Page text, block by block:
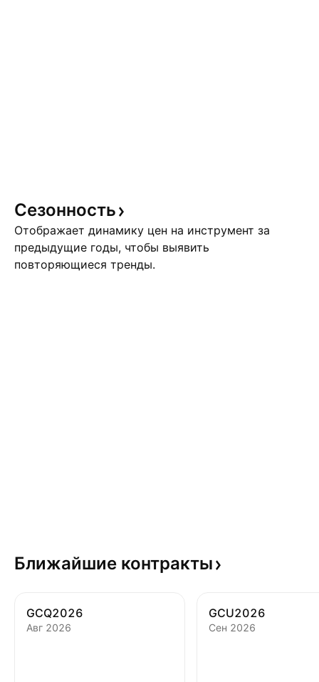
Сезонность
Отображает динамику цен на инструмент за
предыдущие годы, чтобы выявить
повторяющиеся тренды.
Ближайшие контракты
GCQ2026
Авг 2026
GCU2026
Сен 2026